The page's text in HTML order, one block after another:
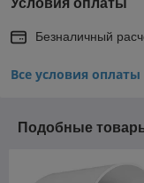
Безналичный
Все условия оплаты
Подобные